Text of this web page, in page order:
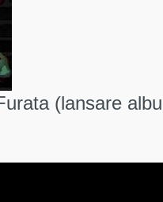
(lansare